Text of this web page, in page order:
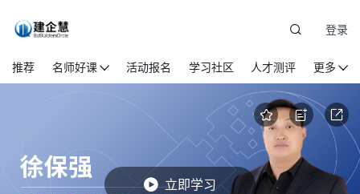
推荐 名师好课 活动报名 学习社区 人才测评 更多
登录
立即学习